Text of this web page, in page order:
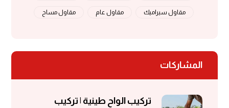
مقاول سيراميك مقاول عام مقاول مساح
المشاركات
تركيب الواح طينية | تركيب